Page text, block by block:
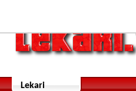
Lekari